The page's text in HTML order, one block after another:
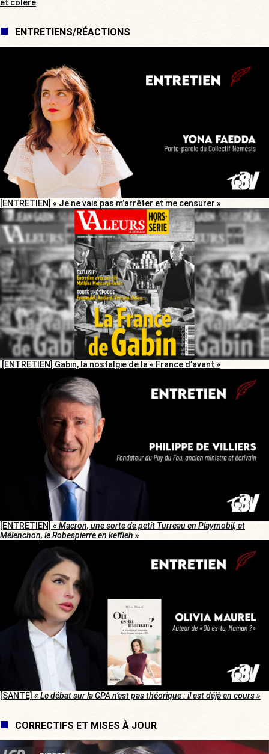
et colère
ENTRETIENS/RÉACTIONS
[ENTRETIEN] « Je ne vais pas m’arrêter et me censurer »
[ENTRETIEN] Gabin, la nostalgie de la « France d’avant »
[ENTRETIEN] « Macron, une sorte de petit Turreau en Playmobil, et
Mélenchon, le Robespierre en keffieh »
[SANTÉ] « Le débat sur la GPA n’est pas théorique : il est déjà en cours »
CORRECTIFS ET MISES À JOUR